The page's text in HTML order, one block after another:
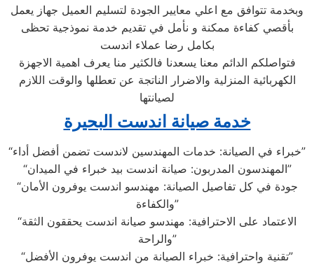
وبخدمة تتوافق مع اعلي معايير الجودة لتسليم العميل جهاز يعمل
بأقصي كفاءة ممكنة و نأمل في تقديم خدمة نموذجية تحظى
بكامل رضا عملاء اندست
فتواصلكم الدائم معنا يسعدنا فالكثير منا يعرف اهمية الاجهزة
الكهربائية المنزلية والاضرار الناتجة عن تعطلها والوقت اللازم
لصيانتها
خدمة صيانة اندست البحيرة
“خبراء في الصيانة: خدمات المهندسين لاندست تضمن أفضل أداء”
“المهندسون المدربون: صيانة اندست بيد خبراء في الميدان”
“جودة في كل تفاصيل الصيانة: مهندسو اندست يوفرون الأمان
والكفاءة”
“الاعتماد على الاحترافية: مهندسو صيانة اندست يحققون الثقة
والراحة”
“تقنية واحترافية: خبراء الصيانة من اندست يوفرون الأفضل”